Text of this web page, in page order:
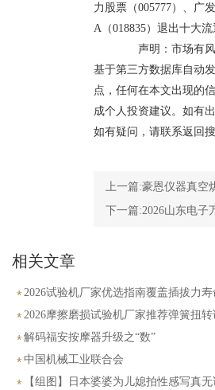
力股票（005777）、广
A（018835）退出十大流
声明：市场有风
基于第三方数据库自动
点，任何在本文出现的
成个人投资建议。如有
如有疑问，请联系返回
上一篇:豪恩仪器真空
室干燥效率？
下一篇:2026山东电子
相关文章
2026试验机厂家优选指南覆盖插拔力
冲击、高低温拉力落球冲击摩擦系数
2026摩擦磨损试验机厂家推荐弹簧扭
杆式四球摩擦磨损数显式扭转自动厂家
解码福安按摩器升级之“数”
中国机械工业联合会
【组图】日本婆婆为儿媳拍性感写真